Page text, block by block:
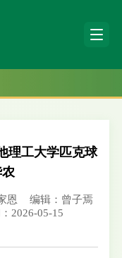
理工大学匹克球
恩
编辑：曾子焉
2026-05-15